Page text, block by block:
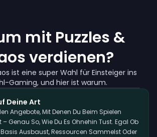
mit Puzzles &
verdienen?
ist eine super Wahl für Einsteiger ins
Gaming, und hier ist warum.
Deine Art
Angebote, Mit Denen Du Beim Spielen
– Genau So, Wie Du Es Ohnehin Tust. Egal Ob
Basis Ausbaust, Ressourcen Sammelst Oder